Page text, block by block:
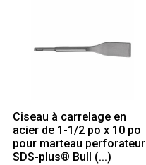
Ciseau à carrelage en
acier de 1-1/2 po x 10 po
pour marteau perforateur
SDS-plus® Bull (...)